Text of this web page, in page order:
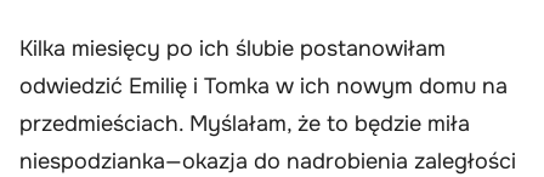
Kilka miesięcy po ich ślubie postanowiłam
odwiedzić Emilię i Tomka w ich nowym domu na
przedmieściach. Myślałam, że to będzie miła
niespodzianka—okazja do nadrobienia zaległości